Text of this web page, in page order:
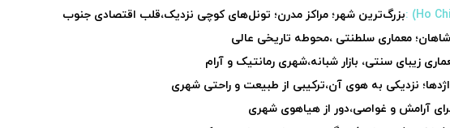
بزرگ‌ترین شهر؛ مراکز مدرن؛ تونل‌های کوچی نزدیک،قلب اقتصادی جنوب
معماری سلطنتی ،محوطه تاریخی عالی
زیبای سنتی، بازار شبانه،شهری رمانتیک و آرام
نزدیکی به هوی آن،ترکیبی از طبیعت و راحتی شهری
آرامش و غواصی،دور از هیاهوی شهری